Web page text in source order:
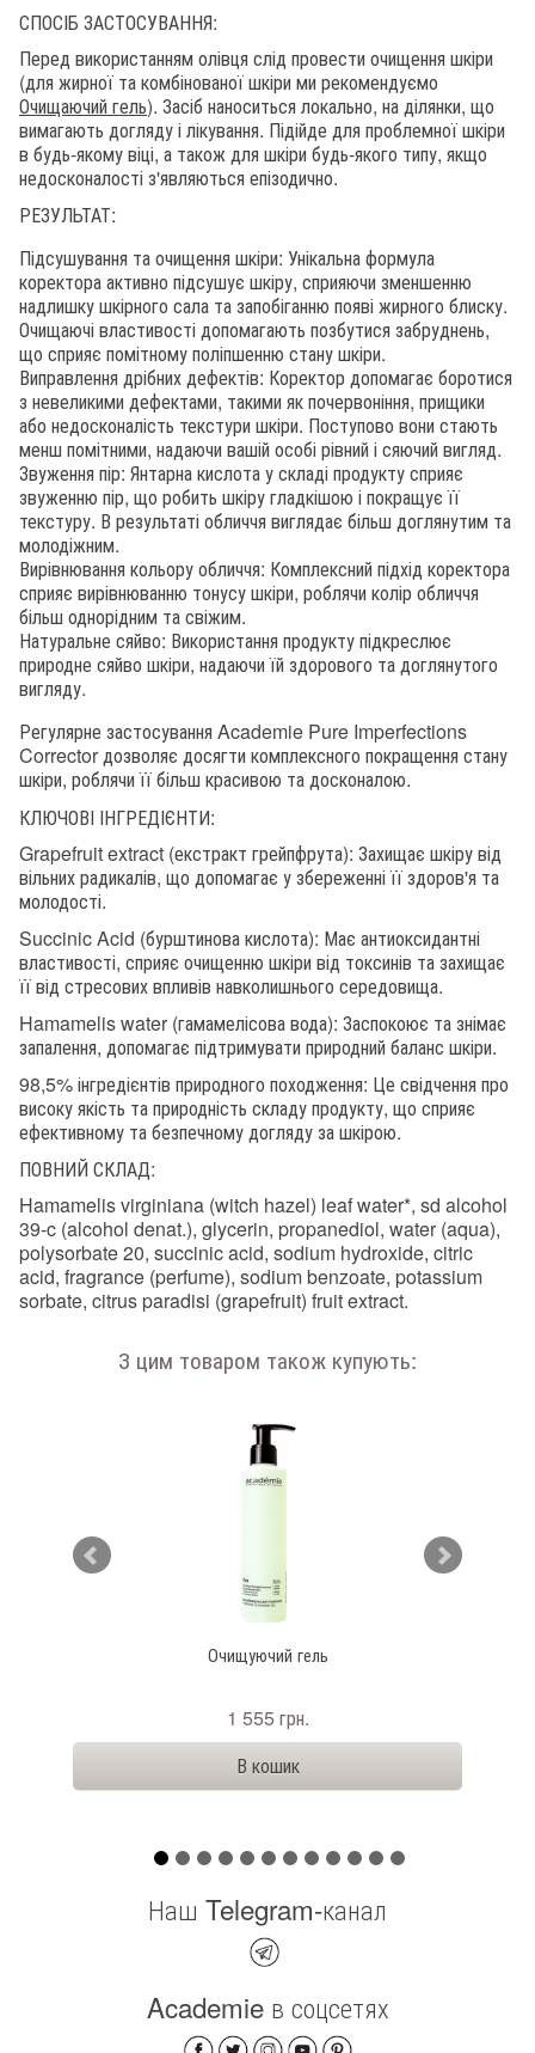
СПОСІБ ЗАСТОСУВАННЯ:
Перед використанням олівця слід провести очищення шкіри
(для жирної та комбінованої шкіри ми рекомендуємо
Очищаючий гель). Засіб наноситься локально, на ділянки, що
вимагають догляду і лікування. Підійде для проблемної шкіри
в будь-якому віці, а також для шкіри будь-якого типу, якщо
недосконалості з'являються епізодично.
РЕЗУЛЬТАТ:
Підсушування та очищення шкіри: Унікальна формула
коректора активно підсушує шкіру, сприяючи зменшенню
надлишку шкірного сала та запобіганню появі жирного блиску.
Очищаючі властивості допомагають позбутися забруднень,
що сприяє помітному поліпшенню стану шкіри.
Виправлення дрібних дефектів: Коректор допомагає боротися
з невеликими дефектами, такими як почервоніння, прищики
або недосконалість текстури шкіри. Поступово вони стають
менш помітними, надаючи вашій особі рівний і сяючий вигляд.
Звуження пір: Янтарна кислота у складі продукту сприяє
звуженню пір, що робить шкіру гладкішою і покращує її
текстуру. В результаті обличчя виглядає більш доглянутим та
молодіжним.
Вирівнювання кольору обличчя: Комплексний підхід коректора
сприяє вирівнюванню тонусу шкіри, роблячи колір обличчя
більш однорідним та свіжим.
Натуральне сяйво: Використання продукту підкреслює
природне сяйво шкіри, надаючи їй здорового та доглянутого
вигляду.
Регулярне застосування Academie Pure Imperfections
Corrector дозволяє досягти комплексного покращення стану
шкіри, роблячи її більш красивою та досконалою.
КЛЮЧОВІ ІНГРЕДІЄНТИ:
Grapefruit extract (екстракт грейпфрута): Захищає шкіру від
вільних радикалів, що допомагає у збереженні її здоров'я та
молодості.
Succinic Acid (бурштинова кислота): Має антиоксидантні
властивості, сприяє очищенню шкіри від токсинів та захищає
її від стресових впливів навколишнього середовища.
Hamamelis water (гамамелісова вода): Заспокоює та знімає
запалення, допомагає підтримувати природний баланс шкіри.
98,5% інгредієнтів природного походження: Це свідчення про
високу якість та природність складу продукту, що сприяє
ефективному та безпечному догляду за шкірою.
ПОВНИЙ СКЛАД:
Hamamelis virginiana (witch hazel) leaf water*, sd alcohol
39-c (alcohol denat.), glycerin, propanediol, water (aqua),
polysorbate 20, succinic acid, sodium hydroxide, citric
acid, fragrance (perfume), sodium benzoate, potassium
sorbate, citrus paradisi (grapefruit) fruit extract.
З цим товаром також купують:
Очищуючий гель
1 555 грн.
Наш Telegram-канал
Academie в соцсетях